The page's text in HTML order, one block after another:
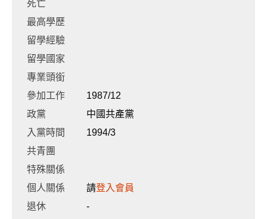
死亡
最高學歷
留學經驗
留學國家
專業頭銜
參加工作
1987/12
政黨
中國共產黨
入黨時間
1994/3
共青團
特殊關係
個人關係
請登入會員
退休
-